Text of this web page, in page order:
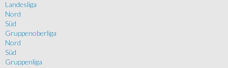
Landesliga
Nord
Süd
Gruppenoberliga
Nord
Süd
Gruppenliga